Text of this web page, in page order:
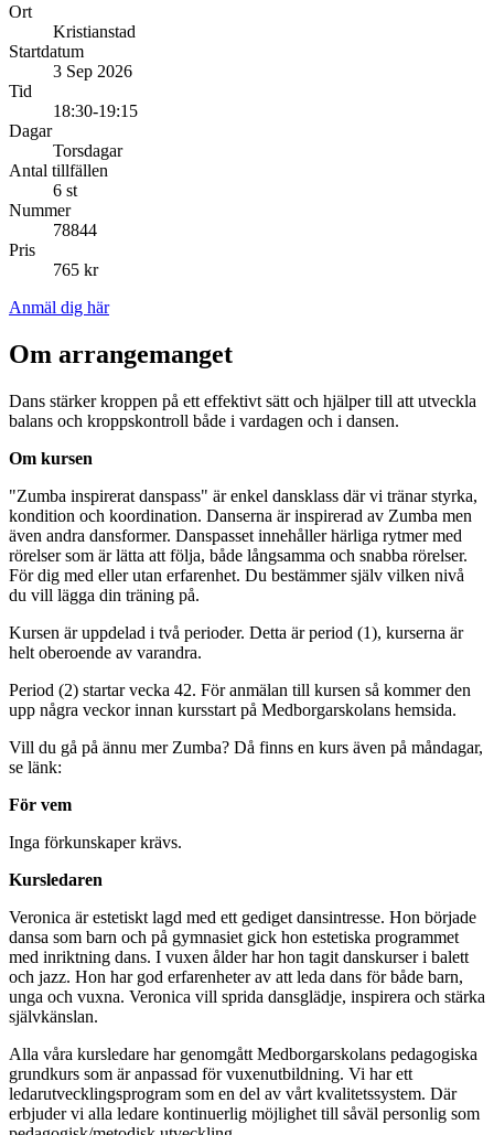
Ort
Kristianstad
Startdatum
3 Sep 2026
Tid
18:30-19:15
Dagar
Torsdagar
Antal tillfällen
6 st
Nummer
78844
Pris
765 kr
Anmäl dig här
Om arrangemanget
Dans stärker kroppen på ett effektivt sätt och hjälper till att utveckla
balans och kroppskontroll både i vardagen och i dansen.
Om kursen
"Zumba inspirerat danspass" är enkel dansklass där vi tränar styrka,
kondition och koordination. Danserna är inspirerad av Zumba men
även andra dansformer. Danspasset innehåller härliga rytmer med
rörelser som är lätta att följa, både långsamma och snabba rörelser.
För dig med eller utan erfarenhet. Du bestämmer själv vilken nivå
du vill lägga din träning på.
Kursen är uppdelad i två perioder. Detta är period (1), kurserna är
helt oberoende av varandra.
Period (2) startar vecka 42. För anmälan till kursen så kommer den
upp några veckor innan kursstart på Medborgarskolans hemsida.
Vill du gå på ännu mer Zumba? Då finns en kurs även på måndagar,
se länk:
För vem
Inga förkunskaper krävs.
Kursledaren
Veronica är estetiskt lagd med ett gediget dansintresse. Hon började
dansa som barn och på gymnasiet gick hon estetiska programmet
med inriktning dans. I vuxen ålder har hon tagit danskurser i balett
och jazz. Hon har god erfarenheter av att leda dans för både barn,
unga och vuxna. Veronica vill sprida dansglädje, inspirera och stärka
självkänslan.
Alla våra kursledare har genomgått Medborgarskolans pedagogiska
grundkurs som är anpassad för vuxenutbildning. Vi har ett
ledarutvecklingsprogram som en del av vårt kvalitetssystem. Där
erbjuder vi alla ledare kontinuerlig möjlighet till såväl personlig som